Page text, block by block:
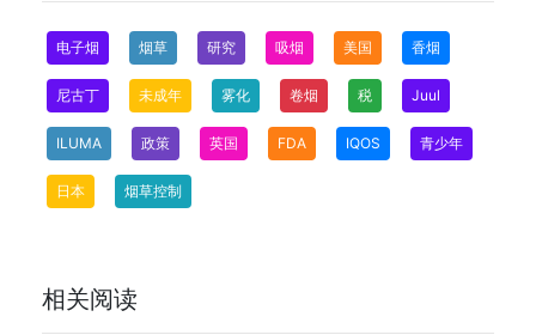
电子烟 烟草 研究 吸烟 美国 香烟
尼古丁 未成年 雾化 卷烟 税 Juul
ILUMA 政策 英国 FDA IQOS 青少年
日本 烟草控制
相关阅读